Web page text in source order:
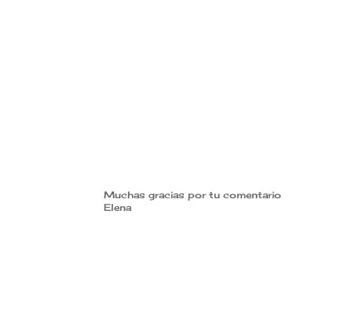
Muchas gracias por tu comentario
Elena